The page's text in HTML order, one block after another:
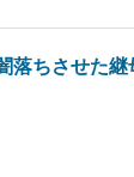
落ちさせた継